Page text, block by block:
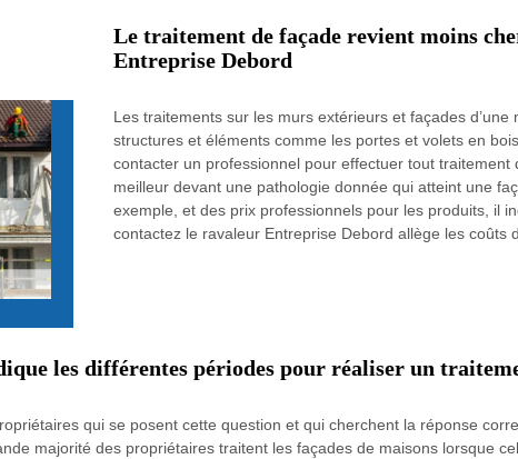
Le traitement de façade revient moins
Entreprise Debord
Les traitements sur les murs extérieurs et façades
structures et éléments comme les portes et volets en
contacter un professionnel pour effectuer tout
meilleur devant une pathologie donnée qui atteint une
exemple, et des prix professionnels pour les produits, il
contactez le ravaleur Entreprise Debord allège les coûts
les différentes périodes pour réaliser un
qui se posent cette question et qui cherchent la réponse
majorité des propriétaires traitent les façades de maisons lorsque